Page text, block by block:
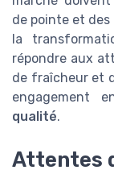
de pointe et
la
répondre aux
de fraîcheur et
engagement
qualité.
Attentes